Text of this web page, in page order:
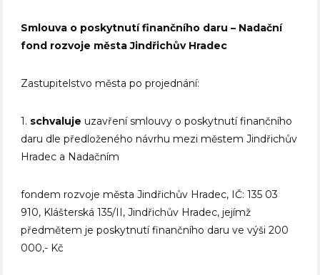
Smlouva o poskytnutí finančního daru – Nadační
fond rozvoje města Jindřichův Hradec
Zastupitelstvo města po projednání:
1. schvaluje uzavření smlouvy o poskytnutí finančního
daru dle předloženého návrhu mezi městem Jindřichův
Hradec a Nadačním
fondem rozvoje města Jindřichův Hradec, IČ: 135 03
910, Klášterská 135/II, Jindřichův Hradec, jejímž
předmětem je poskytnutí finančního daru ve výši 200
000,- Kč